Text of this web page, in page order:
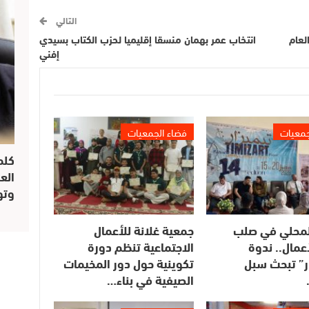
التالي
انتخاب عمر بهمان منسقا إقليميا لحزب الكتاب بسيدي
إفني
في صلب
ندوة
تبحث سبل
فضاء الجمعيات
جمعية غلانة للأعمال
الاجتماعية تنظم دورة
تكوينية حول دور المخيمات
الصيفية في بناء…